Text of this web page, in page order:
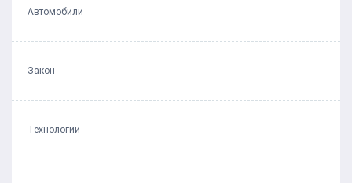
Автомобили
Закон
Технологии